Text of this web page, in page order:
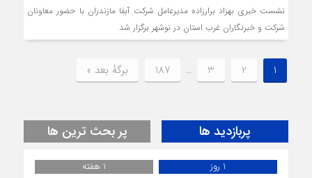
نشست خبری بهزاد برارزاده مدیرعامل شرکت آبفا مازندران با حضور معاونان
شرکت و خبرنگاران غرب استان در نوشهر برگزار شد
1
2
3
…
187 برگهٔ بعد »
پربازدید ها پر بحث ترین ها
1 روز
1 هفته